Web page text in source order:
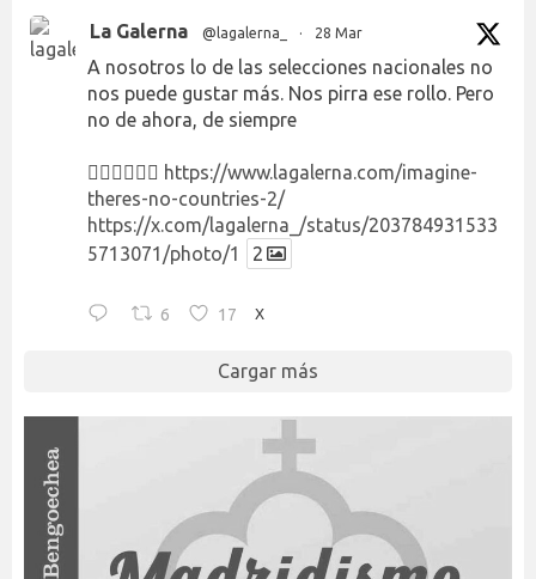
La Galerna @lagalerna_ · 28 Mar
A nosotros lo de las selecciones nacionales no
nos puede gustar más. Nos pirra ese rollo. Pero
no de ahora, de siempre
👉🏻👉🏻👉🏻 https://www.lagalerna.com/imagine-
theres-no-countries-2/
https://x.com/lagalerna_/status/203784931533
5713071/photo/1
2
6 17 X
Cargar más